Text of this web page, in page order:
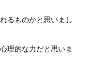
るものかと思いまし
理的な力だと思いま